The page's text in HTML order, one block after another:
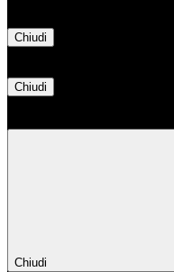
Chiudi
Chiudi
Chiudi